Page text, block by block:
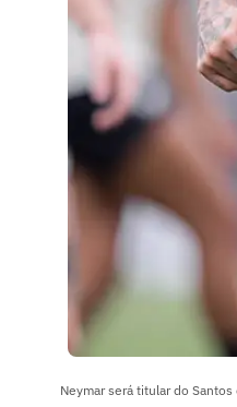
Neymar será titular do